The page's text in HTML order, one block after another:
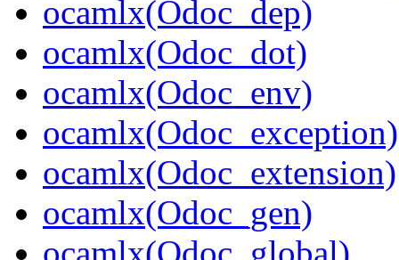
ocamlx(Odoc_dep)
ocamlx(Odoc_dot)
ocamlx(Odoc_env)
ocamlx(Odoc_exception)
ocamlx(Odoc_extension)
ocamlx(Odoc_gen)